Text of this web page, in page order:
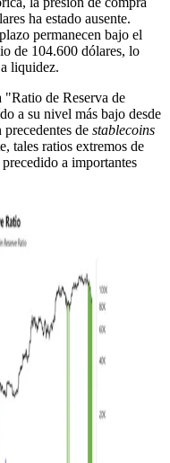
ha estado ausente.
permanecen bajo el
de 104.600 dólares, lo
liquidez.
"Ratio de Reserva de
a su nivel más bajo desde
de stablecoins
tales ratios extremos de
precedido a importantes